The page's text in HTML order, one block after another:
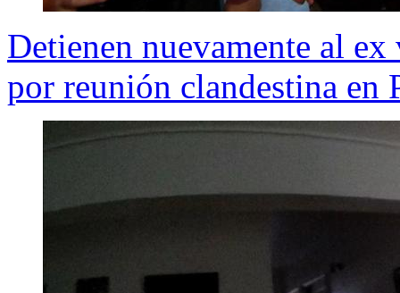
Detienen nuevamente al
por reunión clandestina en